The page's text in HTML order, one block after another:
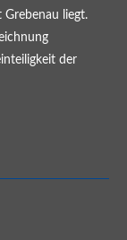
Grebenau liegt.
der